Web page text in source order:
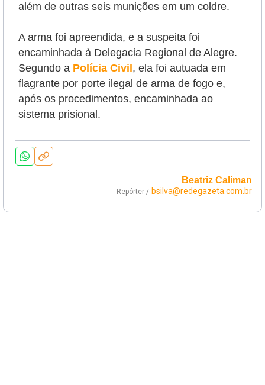
além de outras seis munições em um coldre.
A arma foi apreendida, e a suspeita foi
encaminhada à Delegacia Regional de Alegre.
Segundo a Polícia Civil , ela foi autuada em
flagrante por porte ilegal de arma de fogo e,
após os procedimentos, encaminhada ao
sistema prisional.
Beatriz Caliman
Repórter / bsilva@redegazeta.com.br